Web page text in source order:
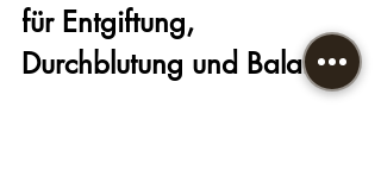
für Entgiftung,
Durchblutung und Balance